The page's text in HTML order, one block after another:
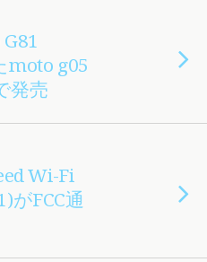
moto g05
発売
Wi-Fi
がFCC通